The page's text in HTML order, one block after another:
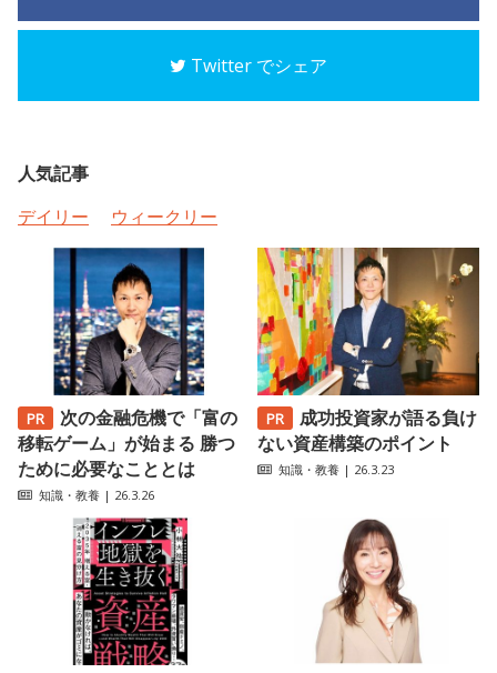
Twitter でシェア
人気記事
デイリー
ウィークリー
次の金融危機で「富の
移転ゲーム」が始まる 勝つ
ために必要なこととは
知識・教養 | 26.3.26
成功投資家が語る負け
ない資産構築のポイント
知識・教養 | 26.3.23